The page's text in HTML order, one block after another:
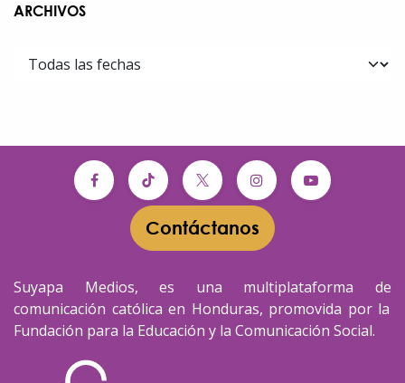
ARCHIVOS
Contáctanos​​
Suyapa Medios, es una multiplataforma de
comunicación católica en Honduras, promovida por la
Fundación para la Educación y la Comunicación Social.